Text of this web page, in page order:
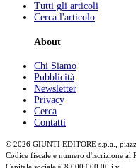
Tutti gli articoli
Cerca l'articolo
About
Chi Siamo
Pubblicità
Newsletter
Privacy
Cerca
Contatti
© 2026 GIUNTI EDITORE s.p.a.,
Codice fiscale e numero d'iscrizione
Capitale sociale € 8.000.000,00 i.v.